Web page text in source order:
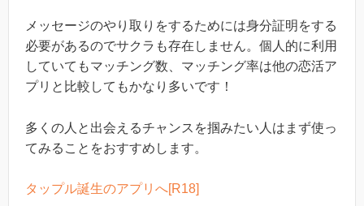
メッセージのやり取りをするためには身分証明をする
必要があるのでサクラも存在しません。個人的に利用
していてもマッチング数、マッチング率は他の恋活ア
プリと比較してもかなり多いです！
多くの人と出会えるチャンスを掴みたい人はまず使っ
てみることをおすすめします。
タップル誕生のアプリへ[R18]